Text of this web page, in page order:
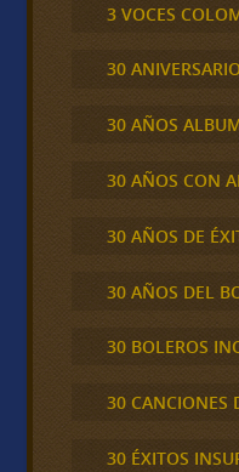
3 VOCES
30
30 AÑOS
30 AÑOS CON
30 AÑOS DE
30 AÑOS DEL
30 BOLEROS
30 CANCIONES
30 ÉXITOS